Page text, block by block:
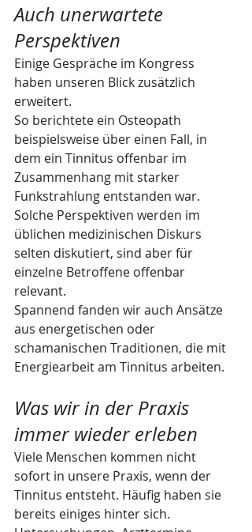
Auch unerwartete
Perspektiven
Einige Gespräche im Kongress
haben unseren Blick zusätzlich
erweitert.
So berichtete ein Osteopath
beispielsweise über einen Fall, in
dem ein Tinnitus offenbar im
Zusammenhang mit starker
Funkstrahlung entstanden war.
Solche Perspektiven werden im
üblichen medizinischen Diskurs
selten diskutiert, sind aber für
einzelne Betroffene offenbar
relevant.
Spannend fanden wir auch Ansätze
aus energetischen oder
schamanischen Traditionen, die mit
Energiearbeit am Tinnitus arbeiten.
Was wir in der Praxis
immer wieder erleben
Viele Menschen kommen nicht
sofort in unsere Praxis, wenn der
Tinnitus entsteht. Häufig haben sie
bereits einiges hinter sich.